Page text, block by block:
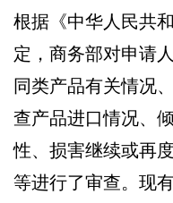
根据《中华人民共
定，商务部对申请
同类产品有关情况
查产品进口情况、
性、损害继续或再
等进行了审查。现